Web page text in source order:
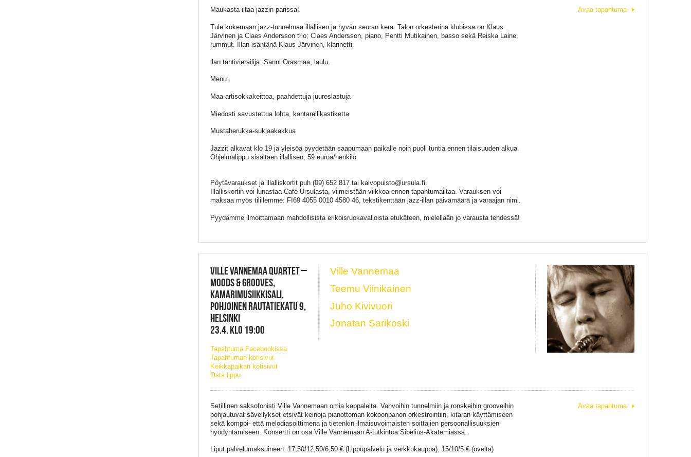
Maukasta iltaa jazzin parissa!
Tule kokemaan jazz-tunnelmaa illallisen ja hyvän seuran kera. Talon orkesterina klubissa on Klaus
Järvinen ja Claes Andersson trio; Claes Andersson, piano, Pentti Mutikainen, basso sekä Reiska Laine,
rummut. Illan isäntänä Klaus Järvinen, klarinetti.
llan tähtivierailija: Sanni Orasmaa, laulu.
Menu:
Maa-artisokkakeittoa, paahdettuja juureslastuja
Miedosti savustettua lohta, kantarellikastiketta
Mustaherukka-suklaakakkua
Jazzit alkavat klo 19 ja yleisöä pyydetään saapumaan paikalle noin puoli tuntia ennen tilaisuuden alkua.
Ohjelmalippu sisältäen illallisen, 59 euroa/henkilö.
Pöytävaraukset ja illalliskortit puh (09) 652 817 tai kaivopuisto@ursula.fi.
Illalliskortin voi lunastaa Café Ursulasta, viimeistään viikkoa ennen tapahtumailtaa. Varauksen voi
maksaa myös tilillemme: FI69 4055 0010 4580 46, tekstikenttään jazz-illan päivämäärä ja varaajan nimi.
Pyydämme ilmoittamaan mahdollisista erikoisruokavalioista etukäteen, mielellään jo varausta tehdessä!
Avaa tapahtuma
VILLE VANNEMAA QUARTET –
MOODS & GROOVES,
KAMARIMUSIIKKISALI,
POHJOINEN RAUTATIEKATU 9,
HELSINKI
23.4. KLO 19:00
Tapahtuma Facebookissa
Tapahtuman kotisivut
Keikkapaikan kotisivut
Osta lippu
Ville Vannemaa
Teemu Viinikainen
Juho Kivivuori
Jonatan Sarikoski
Setillinen saksofonisti Ville Vannemaan omia kappaleita. Vahvoihin tunnelmiin ja ronskeihin grooveihin
pohjautuvat sävellykset etsivät keinoja pianottoman kokoonpanon orkestrointiin, kitaran käyttämiseen
sekä komppi- että melodiasoittimena ja tietenkin ilmaisuvoimaisten soittajien persoonallisuuksien
hyödyntämiseen. Konsertti on osa Ville Vannemaan A-tutkintoa Sibelius-Akatemiassa.
Liput palvelumaksuineen: 17,50/12,50/6,50 € (Lippupalvelu ja verkkokauppa), 15/10/5 € (ovelta)
Avaa tapahtuma